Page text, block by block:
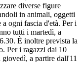
diverse figure
in animali, oggetti
ogni fascia d'età. Per i
tutti i martedì, a
È inoltre prevista la
Per i ragazzi dai 10
a partire dall'11